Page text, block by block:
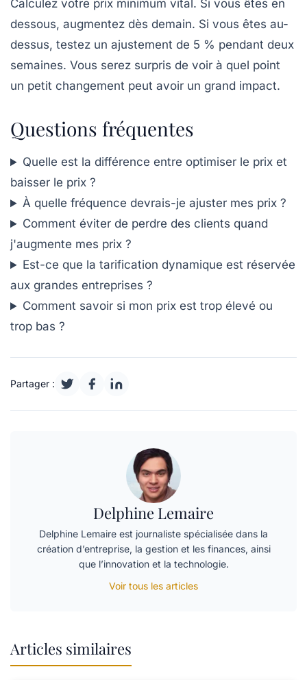
Calculez votre prix minimum vital. Si vous êtes en
dessous, augmentez dès demain. Si vous êtes au-
dessus, testez un ajustement de 5 % pendant deux
semaines. Vous serez surpris de voir à quel point
un petit changement peut avoir un grand impact.
Questions fréquentes
Quelle est la différence entre optimiser le prix et
baisser le prix ?
À quelle fréquence devrais-je ajuster mes prix ?
Comment éviter de perdre des clients quand
j'augmente mes prix ?
Est-ce que la tarification dynamique est réservée
aux grandes entreprises ?
Comment savoir si mon prix est trop élevé ou
trop bas ?
Partager :
Delphine Lemaire
Delphine Lemaire est journaliste spécialisée dans la
création d’entreprise, la gestion et les finances, ainsi
que l’innovation et la technologie.
Voir tous les articles
Articles similaires